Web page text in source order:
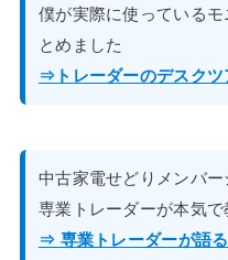
僕が実際に使っている
とめました
⇒トレーダーのデスクツ
中古家電せどりメンバ
専業トレーダーが本気で
⇒ 専業トレーダーが語